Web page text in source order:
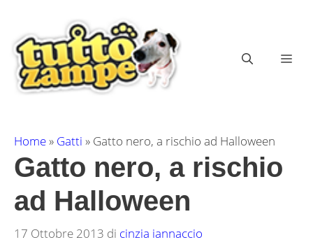
contenuto
Home» Gatti » Gatto nero, a rischio ad Halloween
Gatto nero, a rischio
ad Halloween
17 Ottobre 2013 di cinzia iannaccio